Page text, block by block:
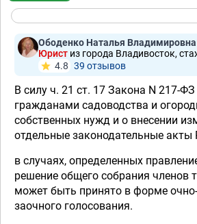
Ободенко Наталья Владимировна
Юрист из города Владивосток,
4.8 39 отзывов
В силу ч. 21 ст. 17 Закона N 217-
гражданами садоводства и
собственных нужд и о внесении
отдельные законодательные акты
в случаях, определенных
решение общего собрания членов
может быть принято в форме
заочного голосования.